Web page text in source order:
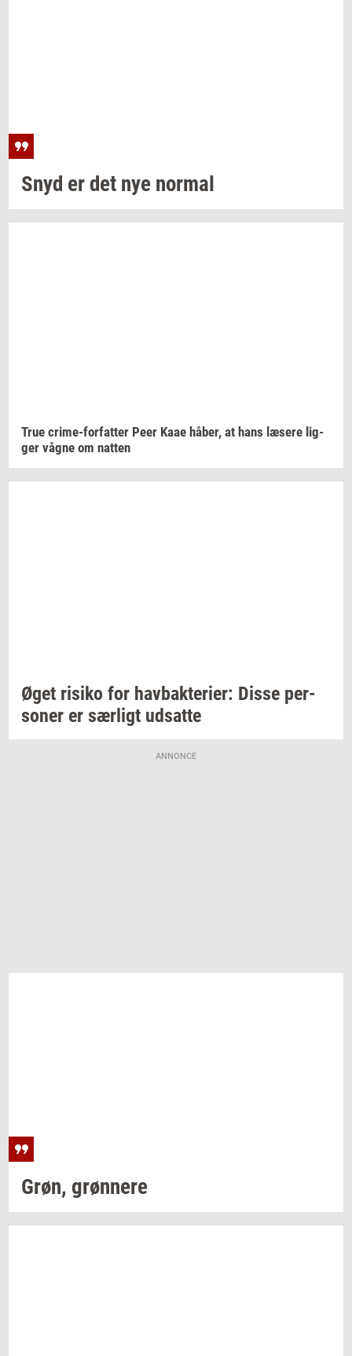
Snyd er det nye nor­mal
True crime-​forfatter Peer Kaae håber, at hans læ­se­re lig­
ger vågne om nat­ten
Øget ri­si­ko for hav­bak­te­ri­er: Disse per­
so­ner er sær­ligt ud­sat­te
ANNONCE
Grøn, grøn­ne­re